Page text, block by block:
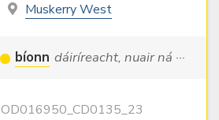
Muskerry West
bíonn dáiríreacht, nuair ná ···
OD016950_CD0135_23